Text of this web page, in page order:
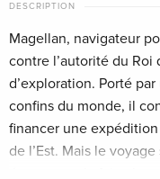
DESCRIPTION
Magellan, navigateur
contre l’autorité du
d’exploration. Porté
confins du monde, il
financer une
de l’Est. Mais le